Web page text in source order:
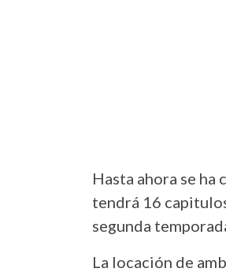
Hasta ahora se
tendrá 16
segunda
La locación de